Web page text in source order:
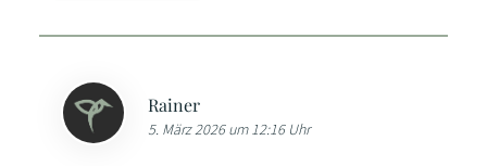
Rainer
5. März 2026 um 12:16 Uhr